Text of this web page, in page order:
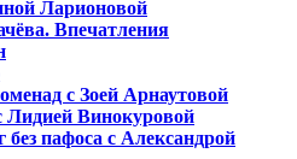
Ларионовой
Впечатления
с Зоей Арнаутовой
Лидией Винокуровой
пафоса с Александрой